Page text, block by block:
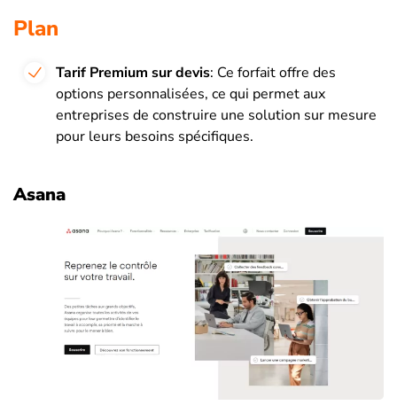
Plan
Tarif Premium sur devis: Ce forfait offre des
options personnalisées, ce qui permet aux
entreprises de construire une solution sur mesure
pour leurs besoins spécifiques.
Asana